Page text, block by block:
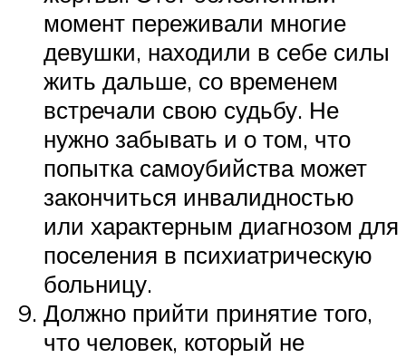
момент переживали многие
девушки, находили в себе силы
жить дальше, со временем
встречали свою судьбу. Не
нужно забывать и о том, что
попытка самоубийства может
закончиться инвалидностью
или характерным диагнозом для
поселения в психиатрическую
больницу.
Должно прийти принятие того,
что человек, который не